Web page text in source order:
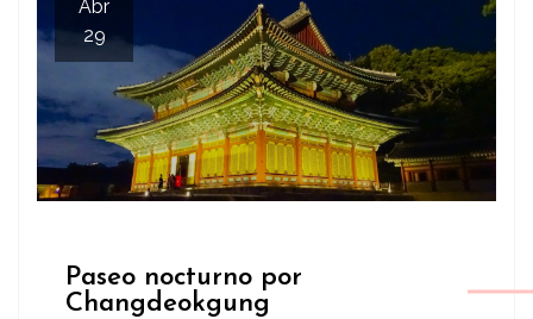
Abr
29
Paseo nocturno por
Changdeokgung